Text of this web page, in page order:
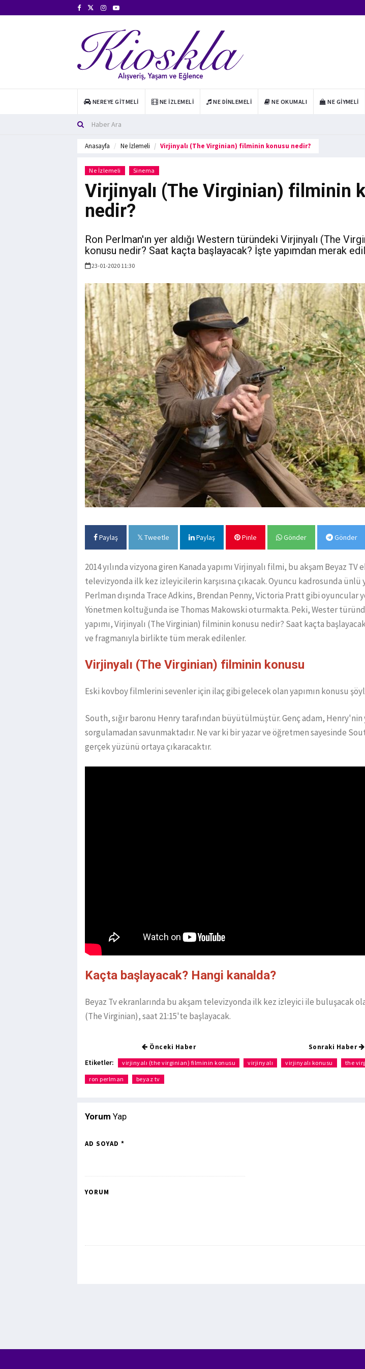
NEREYE GITMELI NE İZLEMELI NE DINLEMELI NE OKUMALI NE GIYMELI
Anasayfa Ne İzlemeli Virjinyalı (The Virginian) filminin konusu nedir?
Ne İzlemeli Sinema
Virjinyalı (The Virginian) filminin
nedir?
Ron Perlman'ın yer aldığı Western türündeki Virjinyalı (The
konusu nedir? Saat kaçta başlayacak? İşte yapımdan merak
23-01-2020 11:30
Paylaş Tweetle Paylaş Pinle Gönder Gönder
2014 yılında vizyona giren Kanada yapımı Virjinyalı filmi, bu akşam Beyaz TV
televizyonda ilk kez izleyicilerin karşısına çıkacak. Oyuncu kadrosunda ünlü
Perlman dışında Trace Adkins, Brendan Penny, Victoria Pratt gibi oyuncular
Yönetmen koltuğunda ise Thomas Makowski oturmakta. Peki, Wester
yapımı, Virjinyalı (The Virginian) filminin konusu nedir? Saat kaçta
ve fragmanıyla birlikte tüm merak edilenler.
Virjinyalı (The Virginian) filminin konusu
Eski kovboy filmlerini sevenler için ilaç gibi gelecek olan yapımın konusu
South, sığır baronu Henry tarafından büyütülmüştür. Genç adam, Henry'nin
sorgulamadan savunmaktadır. Ne var ki bir yazar ve öğretmen sayesinde
gerçek yüzünü ortaya çıkaracaktır.
Kaçta başlayacak? Hangi kanalda?
Beyaz Tv ekranlarında bu akşam televizyonda ilk kez izleyici ile buluşacak
(The Virginian), saat 21:15'te başlayacak.
Önceki Haber Sonraki Haber
Etiketler: virjinyalı (the virginian) filminin konusu virjinyalı virjinyalı konusu the
ron perlman beyaz tv
Yorum Yap
AD SOYAD *
YORUM